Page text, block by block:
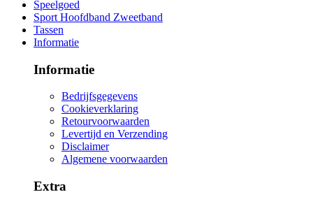
Speelgoed
Sport Hoofdband Zweetband
Tassen
Informatie
Informatie
Bedrijfsgegevens
Cookieverklaring
Retourvoorwaarden
Levertijd en Verzending
Disclaimer
Algemene voorwaarden
Extra